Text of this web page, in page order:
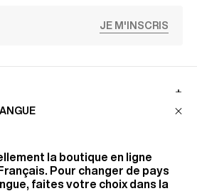
JE M'INSCRIS
la boutique en ligne
Pour changer de pays
faites votre choix dans la